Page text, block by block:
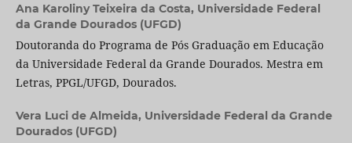
Ana Karoliny Teixeira da Costa, Universidade Federal
da Grande Dourados (UFGD)
Doutoranda do Programa de Pós Graduação em Educação
da Universidade Federal da Grande Dourados. Mestra em
Letras, PPGL/UFGD, Dourados.
Vera Luci de Almeida, Universidade Federal da Grande
Dourados (UFGD)